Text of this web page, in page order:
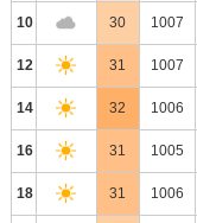
10 30 1007
12 31 1007
14 32 1006
16 31 1005
18 31 1006